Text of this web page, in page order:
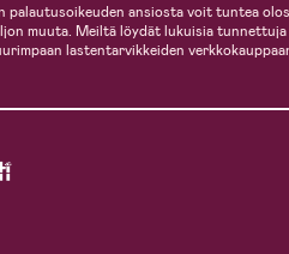
palautusoikeuden ansiosta voit tuntea
muuta. Meiltä löydät lukuisia
lastentarvikkeiden